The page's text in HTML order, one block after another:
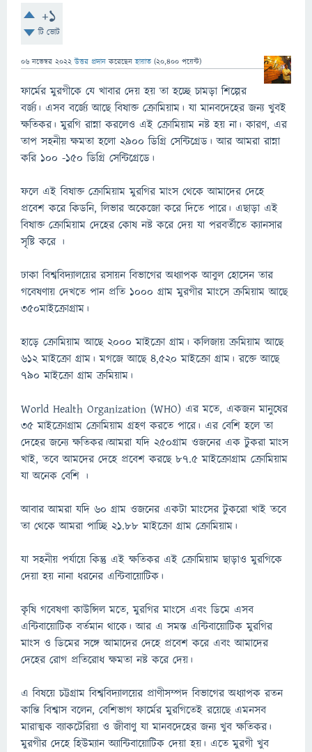
+1
টি ভোট
06 নভেম্বর 2022 উত্তর প্রদান করেছেনহায়াত (20,400 পয়েন্ট)
ফার্মের মুরগীকে যে খাবার দেয় হয় তা হচ্ছে চামড়া শিল্পের
বর্জ্য। এসব বর্জ্যে আছে বিষাক্ত ক্রোমিয়াম। যা মানবদেহের জন্য খুবই
ক্ষতিকর। মুরগি রান্না করলেও এই ক্রোমিয়াম নষ্ট হয় না। কারণ, এর
তাপ সহনীয় ক্ষমতা হলো ২৯০০ ডিগ্রি সেন্টিগ্রেড। আর আমরা রান্না
করি ১০০ -১৫০ ডিগ্রি সেন্টিগ্রেডে।
ফলে এই বিষাক্ত ক্রোমিয়াম মুরগির মাংস থেকে আমাদের দেহে
প্রবেশ করে কিডনি, লিভার অকেজো করে দিতে পারে। এছাড়া এই
বিষাক্ত ক্রোমিয়াম দেহের কোষ নষ্ট করে দেয় যা পরবর্তীতে ক্যানসার
সৃষ্টি করে ।
ঢাকা বিশ্ববিদ্যালয়ের রসায়ন বিভাগের অধ্যাপক আবুল হোসেন তার
গবেষণায় দেখতে পান প্রতি ১০০০ গ্রাম মুরগীর মাংসে ক্রমিয়াম আছে
৩৫০মাইক্রোগ্রাম।
হাড়ে ক্রোমিয়াম আছে ২০০০ মাইক্রো গ্রাম। কলিজায় ক্রমিয়াম আছে
৬১২ মাইক্রো গ্রাম। মগজে আছে ৪,৫২০ মাইক্রো গ্রাম। রক্তে আছে
৭৯০ মাইক্রো গ্রাম ক্রমিয়াম।
World Health Organization (WHO) এর মতে, একজন মানুষের
৩৫ মাইক্রোগ্রাম ক্রোমিয়াম গ্রহণ করতে পারে। এর বেশি হলে তা
দেহের জন্যে ক্ষতিকর।আমরা যদি ২৫০গ্রাম ওজনের এক টুকরা মাংস
খাই, তবে আমদের দেহে প্রবেশ করছে ৮৭.৫ মাইক্রোগ্রাম ক্রোমিয়াম
যা অনেক বেশি ।
আবার আমরা যদি ৬০ গ্রাম ওজনের একটা মাংসের টুকরো খাই তবে
তা থেকে আমরা পাচ্ছি ২১.৮৮ মাইক্রো গ্রাম ক্রোমিয়াম।
যা সহনীয় পর্যায়ে কিন্তু এই ক্ষতিকর এই ক্রোমিয়াম ছাড়াও মুরগিকে
দেয়া হয় নানা ধরনের এন্টিবায়োটিক।
কৃষি গবেষণা কাউন্সিল মতে, মুরগির মাংসে এবং ডিমে এসব
এন্টিবায়োটিক বর্তমান থাকে। আর এ সমস্ত এন্টিবায়োটিক মুরগির
মাংস ও ডিমের সঙ্গে আমাদের দেহে প্রবেশ করে এবং আমাদের
দেহের রোগ প্রতিরোধ ক্ষমতা নষ্ট করে দেয়।
এ বিষয়ে চট্টগ্রাম বিশ্ববিদ্যালয়ের প্রাণীসম্পদ বিভাগের অধ্যাপক রতন
কান্তি বিশ্বাস বলেন, বেশিভাগ ফার্মের মুরগিতেই রয়েছে এমনসব
মারাত্মক ব্যাকটেরিয়া ও জীবাণু যা মানবদেহের জন্য খুব ক্ষতিকর।
মুরগীর দেহে হিউম্যান অ্যান্টিবায়োটিক দেয়া হয়। এতে মুরগী খুব